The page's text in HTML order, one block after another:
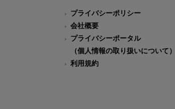
プライバシーポリシー
会社概要
プライバシーポータル
（個人情報の取り扱いについて）
利用規約